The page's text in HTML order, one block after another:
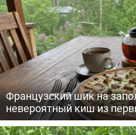
Французский шик на
невероятный киш из